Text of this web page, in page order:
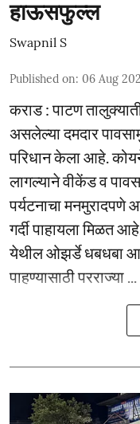
हाऊसफुल्ल
Swapnil S
Published on: 06 Aug
कराड : पाटण
असलेल्या दमदार
परिधान केला आहे.
लागल्याने वीकेंड व
पर्यटनाचा मनमुरादपणे
गर्दी पाहायला मिळत
येथील ओझर्डे धबधबा
पाहण्यासाठी परराज्या ...